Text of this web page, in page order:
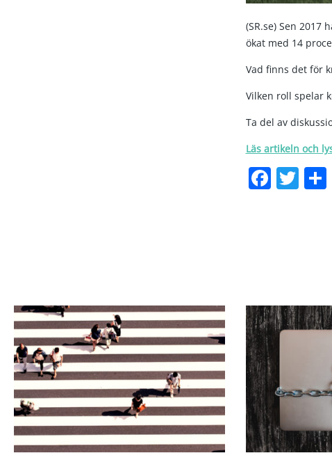
(SR.se) Sen
ökat med 14
Vad finns det för
Vilken roll spelar
Ta del av
Läs artikeln och